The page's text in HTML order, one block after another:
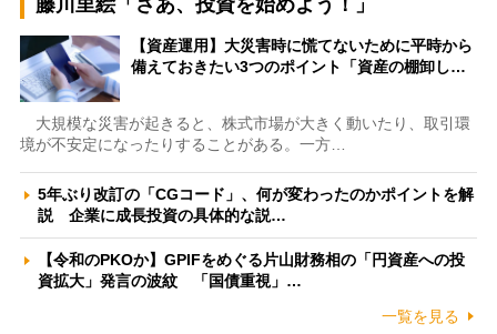
【資産運用】大災害時に慌てないために平時から
備えておきたい3つのポイント「資産の棚卸し…
大規模な災害が起きると、株式市場が大きく動いたり、取引環
境が不安定になったりすることがある。一方…
5年ぶり改訂の「CGコード」、何が変わったのかポイントを解
説 企業に成長投資の具体的な説…
【令和のPKOか】GPIFをめぐる片山財務相の「円資産への投
資拡大」発言の波紋 「国債重視」…
一覧を見る